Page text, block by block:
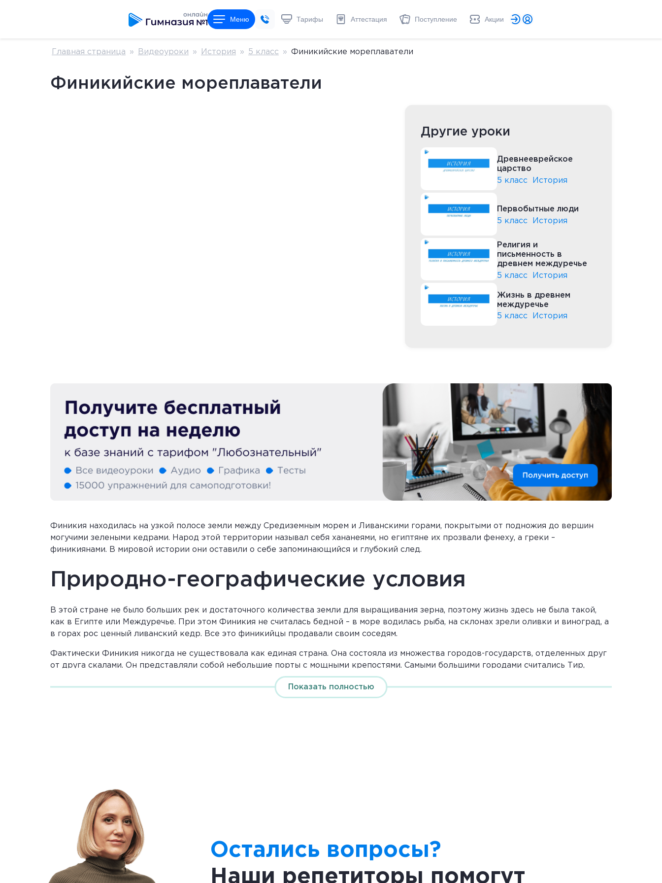
Меню Тарифы Аттестация Поступление Акции
Главная страница » Видеоуроки » История » 5 класс » Финикийские мореплаватели
Финикийские мореплаватели
Другие уроки
Древнееврейское
царство
5 класс
История
Первобытные люди
5 класс
История
Религия и
письменность в
древнем междуречье
5 класс
История
Жизнь в древнем
междуречье
5 класс
История
Финикия находилась на узкой полосе земли между Средиземным морем и Ливанскими горами, покрытыми от подножия до вершин
могучими зелеными кедрами. Народ этой территории называл себя хананеями, но египтяне их прозвали фенеху, а греки –
финикиянами. В мировой истории они оставили о себе запоминающийся и глубокий след.
Природно-географические условия
В этой стране не было больших рек и достаточного количества земли для выращивания зерна, поэтому жизнь здесь не была такой,
как в Египте или Междуречье. При этом Финикия не считалась бедной – в море водилась рыба, на склонах зрели оливки и виноград, а
в горах рос ценный ливанский кедр. Все это финикийцы продавали своим соседям.
Фактически Финикия никогда не существовала как единая страна. Она состояла из множества городов-государств, отделенных друг
от друга скалами. Он представляли собой небольшие порты с мощными крепостями. Самыми большими городами считались Тир,
Сидон, Библ. В каждом из них был свой правитель, флот, армия и законы. Цари прислушивались к мнению местного совета, куда
входили знатные горожане.
Купцы Финикии торговали не только дарами природы – древесиной, вином и оливковым маслом. Многие ремесленники создавали
замечательные изделия, среди которых особой популярностью у жителей других стран пользовались стеклянные сосуды, золотые и
серебряные украшения, фигурки из дерева или слоновой кости и ткани, окрашенные в пурпурные цвета.
Финикийцы первыми стали добывать пурпурную краску из морских моллюсков.
Показать полностью
Остались вопросы?
Наши репетиторы помогут